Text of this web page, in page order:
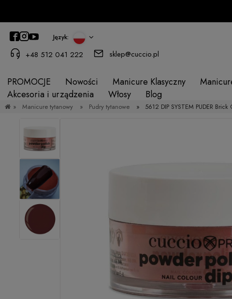
Język:
+48 512 041 222 sklep@cuccio.pl
PROMOCJE Nowości Manicure Klasyczny
Akcesoria i urządzenia
Włosy Blog
» Manicure tytanowy » Pudry tytanowe » 5612 DIP SYSTEM PUDER